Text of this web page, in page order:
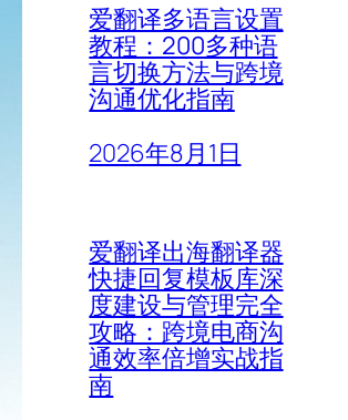
爱翻译多语言设置
教程：200多种语
言切换方法与跨境
沟通优化指南
2026年8月1日
爱翻译出海翻译器
快捷回复模板库深
度建设与管理完全
攻略：跨境电商沟
通效率倍增实战指
南